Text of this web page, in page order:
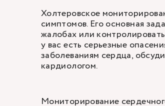
Холтеровское
симптомов. Его основная
жалобах или
у вас есть серьезные
заболеваниям сердца,
кардиологом.
Мониторирование